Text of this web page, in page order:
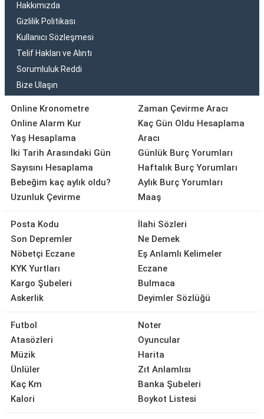
Hakkımızda
Gizlilik Politikası
Kullanıcı Sözleşmesi
Telif Hakları ve Alıntı
Sorumluluk Reddi
Bize Ulaşın
Online Kronometre
Online Alarm Kur
Yaş Hesaplama
İki Tarih Arasındaki Gün
Sayısını Hesaplama
Bebeğim kaç aylık oldu?
Uzunluk Çevirme
Zaman Çevirme Aracı
Kaç Gün Oldu Hesaplama
Aracı
Günlük Burç Yorumları
Haftalık Burç Yorumları
Aylık Burç Yorumları
Maaş
Posta Kodu
Son Depremler
Nöbetçi Eczane
KYK Yurtları
Kargo Şubeleri
Askerlik
İlahi Sözleri
Ne Demek
Eş Anlamlı Kelimeler
Eczane
Bulmaca
Deyimler Sözlüğü
Futbol
Atasözleri
Müzik
Ünlüler
Kaç Km
Kalori
Noter
Oyuncular
Harita
Zıt Anlamlısı
Banka Şubeleri
Boykot Listesi